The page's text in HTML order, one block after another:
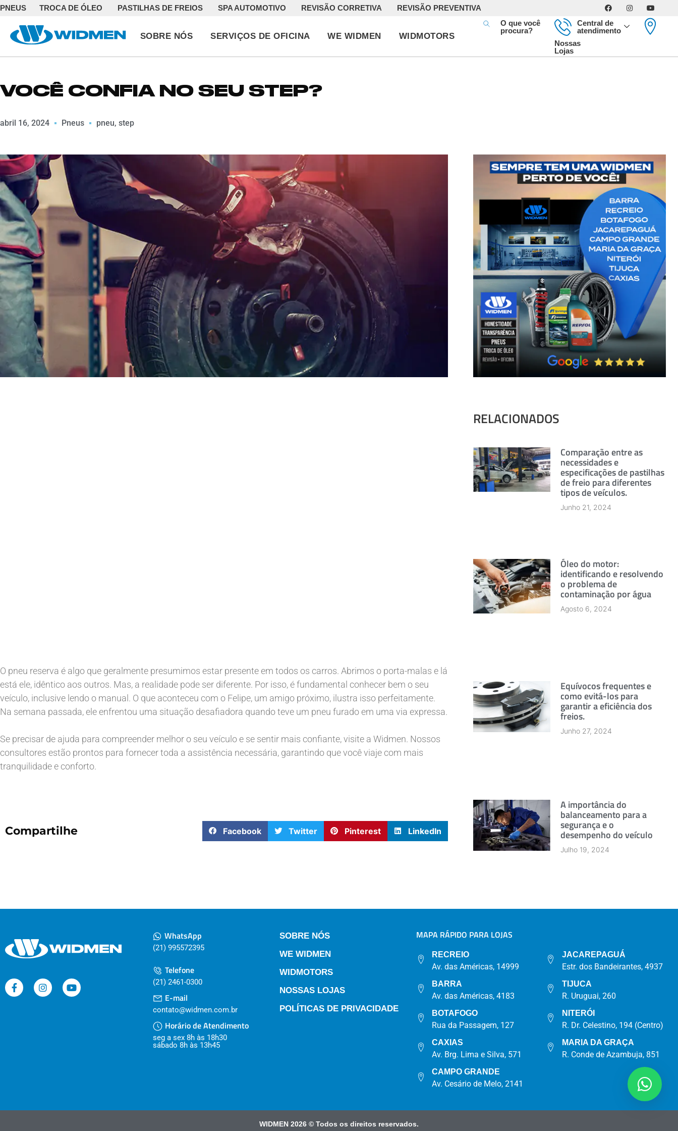
PNEUS TROCA DE ÓLEO PASTILHAS DE FREIOS SPA AUTOMOTIVO REVISÃO CORRETIVA REVISÃO PREVENTIVA
SOBRE NÓS SERVIÇOS DE OFICINA WE WIDMEN WIDMOTORS
O que você
procura?
Central de
atendimento
Nossas
Lojas
VOCÊ CONFIA NO SEU STEP?
abril 16, 2024 Pneus pneu, step
O pneu reserva é algo que geralmente presumimos estar presente em todos os carros. Abrimos o porta-malas e lá
está ele, idêntico aos outros. Mas, a realidade pode ser diferente. Por isso, é fundamental conhecer bem o seu
veículo, inclusive lendo o manual. O que aconteceu com o Felipe, um amigo próximo, ilustra isso perfeitamente.
Na semana passada, ele enfrentou uma situação desafiadora quando teve um pneu furado em uma via expressa.
Se precisar de ajuda para compreender melhor o seu veículo e se sentir mais confiante, visite a Widmen. Nossos
consultores estão prontos para fornecer toda a assistência necessária, garantindo que você viaje com mais
tranquilidade e conforto.
Compartilhe Facebook Twitter Pinterest LinkedIn
RELACIONADOS
Comparação entre as
necessidades e
especificações de pastilhas
de freio para diferentes
tipos de veículos.
Junho 21, 2024
Óleo do motor:
identificando e resolvendo
o problema de
contaminação por água
Agosto 6, 2024
Equívocos frequentes e
como evitá-los para
garantir a eficiência dos
freios.
Junho 27, 2024
A importância do
balanceamento para a
segurança e o
desempenho do veículo
Julho 19, 2024
WhatsApp
(21) 995572395
Telefone
(21) 2461-0300
E-mail
contato@widmen.com.br
Horário de Atendimento
seg a sex 8h às 18h30
sábado 8h às 13h45
SOBRE NÓS
WE WIDMEN
WIDMOTORS
NOSSAS LOJAS
POLÍTICAS DE PRIVACIDADE
MAPA RÁPIDO PARA LOJAS
RECREIO
Av. das Américas, 14999
BARRA
Av. das Américas, 4183
BOTAFOGO
Rua da Passagem, 127
CAXIAS
Av. Brg. Lima e Silva, 571
CAMPO GRANDE
Av. Cesário de Melo, 2141
JACAREPAGUÁ
Estr. dos Bandeirantes, 4937
TIJUCA
R. Uruguai, 260
NITERÓI
R. Dr. Celestino, 194 (Centro)
MARIA DA GRAÇA
R. Conde de Azambuja, 851
WIDMEN 2026 © Todos os direitos reservados.